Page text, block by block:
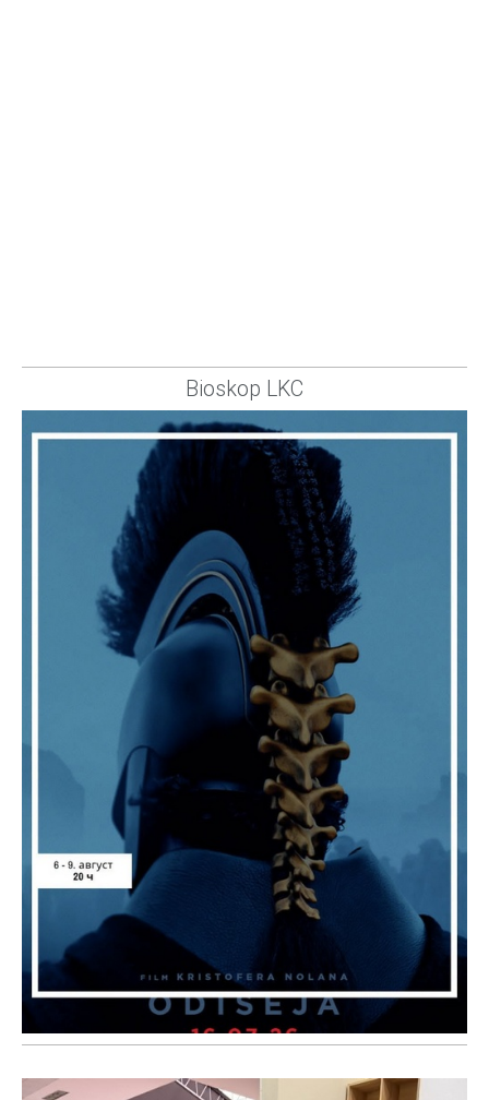
Bioskop LKC